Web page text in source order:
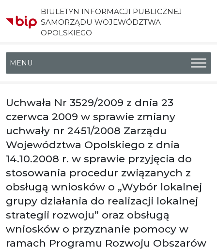
BIULETYN INFORMACJI PUBLICZNEJ
SAMORZĄDU WOJEWÓDZTWA
OPOLSKIEGO
Menu główne
Uchwała Nr 3529/2009 z dnia 23
czerwca 2009 w sprawie zmiany
uchwały nr 2451/2008 Zarządu
Województwa Opolskiego z dnia
14.10.2008 r. w sprawie przyjęcia do
stosowania procedur związanych z
obsługą wniosków o „Wybór lokalnej
grupy działania do realizacji lokalnej
strategii rozwoju” oraz obsługą
wniosków o przyznanie pomocy w
ramach Programu Rozwoju Obszarów